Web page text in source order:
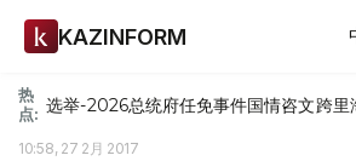
KAZINFORM
热
点: 选举-2026总统府任免事件国情咨文跨里
10:58, 27 2月 2017